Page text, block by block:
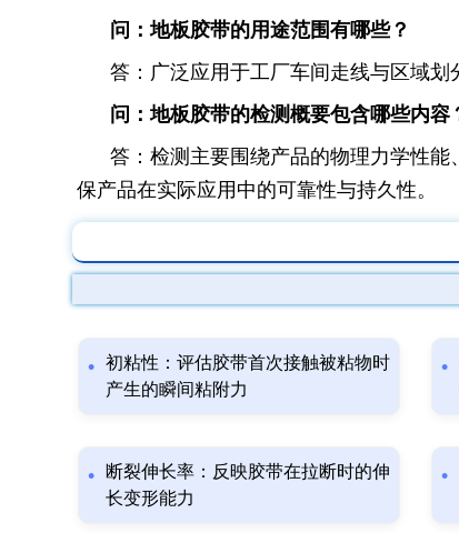
问：地板胶带的用途范围有哪些？
答：广泛应用于工厂车间走线与区域
问：地板胶带的检测概要包含哪些内容
答：检测主要围绕产品的物理力学性
保产品在实际应用中的可靠性与持久性。
初粘性：评估胶带首次接触被粘物时
产生的瞬间粘附力
断裂伸长率：反映胶带在拉断时的伸
长变形能力